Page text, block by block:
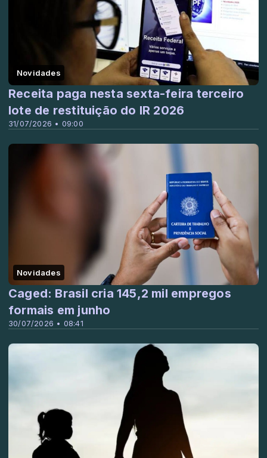
Novidades
31/07/2026 • 09:00
Receita paga nesta sexta-feira terceiro
lote de restituição do IR 2026
Novidades
30/07/2026 • 08:41
Caged: Brasil cria 145,2 mil empregos
formais em junho